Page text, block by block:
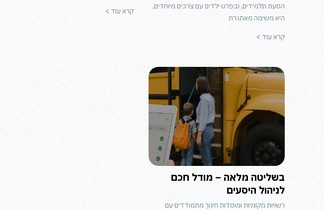
הסעת תלמידים, ובפרט ילדים עם צרכים מיוחדים,
היא משימה מאתגרת
קרא עוד >
קרא עוד >
בשליטה מלאה – מודל חכם
לניהול היסעים
רשויות מקומיות ומוסדות חינוך מתמודדים עם